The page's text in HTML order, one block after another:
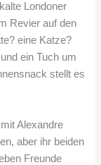
Londoner
Revier auf den
eine Katze?
ein Tuch um
stellt es
Alexandre
aber ihr beiden
Freunde